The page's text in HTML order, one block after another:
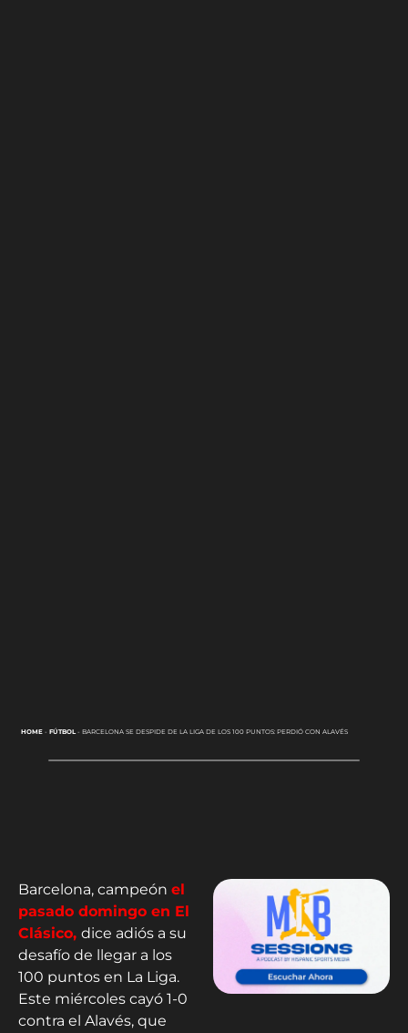
HOME- FÚTBOL - BARCELONA SE DESPIDE DE LA LIGA DE LOS 100 PUNTOS: PERDIÓ CON ALAVÉS
Barcelona, campeón el
pasado domingo en El
Clásico, dice adiós a su
desafío de llegar a los
100 puntos en La Liga.
Este miércoles cayó 1-0
contra el Alavés, que